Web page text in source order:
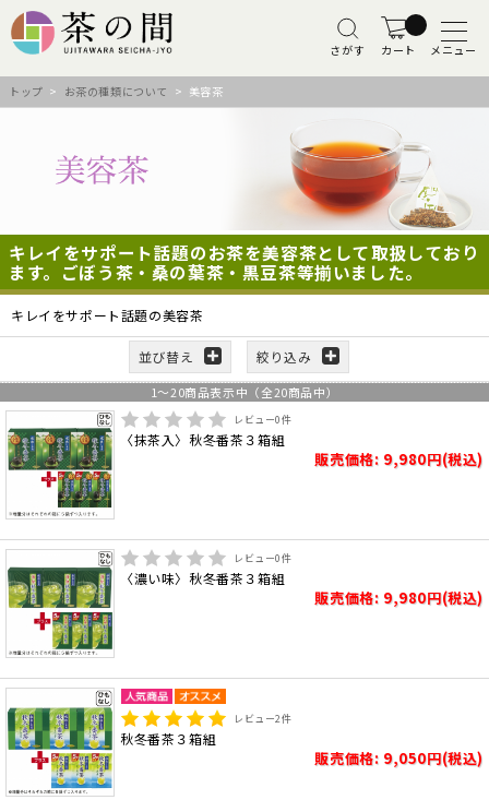
さがす カート メニュー
トップ > お茶の種類について > 美容茶
キレイをサポート話題のお茶を美容茶として取扱しており
ます。ごぼう茶・桑の葉茶・黒豆茶等揃いました。
キレイをサポート話題の美容茶
並び替え 絞り込み
1～20商品表示中（全20商品中）
レビュー0件
〈抹茶入〉秋冬番茶３箱組
販売価格: 9,980円(税込)
レビュー0件
〈濃い味〉秋冬番茶３箱組
販売価格: 9,980円(税込)
レビュー2件
秋冬番茶３箱組
販売価格: 9,050円(税込)